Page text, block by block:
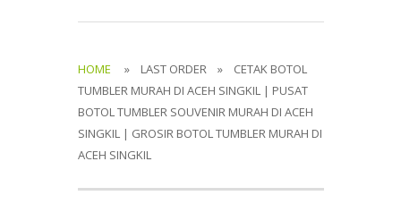
HOME » LAST ORDER » CETAK BOTOL
TUMBLER MURAH DI ACEH SINGKIL | PUSAT
BOTOL TUMBLER SOUVENIR MURAH DI ACEH
SINGKIL | GROSIR BOTOL TUMBLER MURAH DI
ACEH SINGKIL